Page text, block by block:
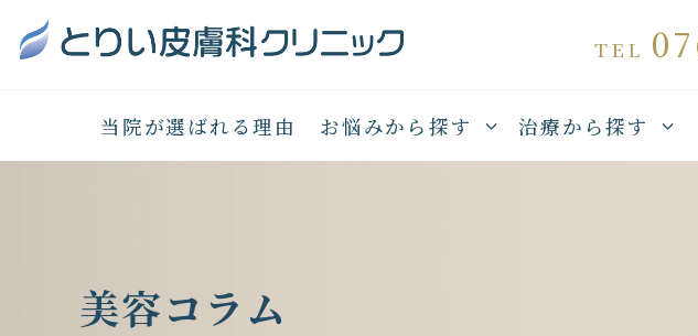
TEL
当院が選ばれる理由 お悩みから探す 治療から探す
美容コラム